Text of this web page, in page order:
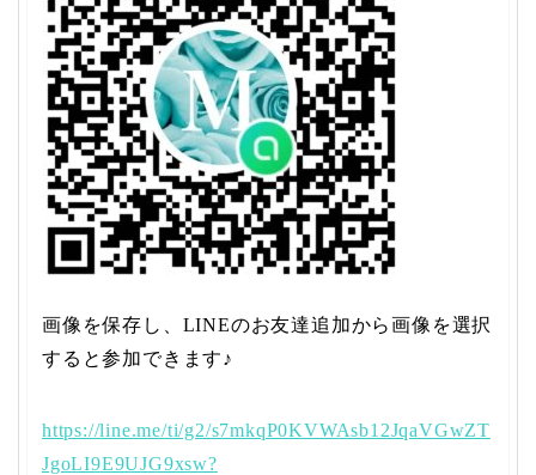
画像を保存し、LINEのお友達追加から画像を選択
すると参加できます♪
https://line.me/ti/g2/s7mkqP0KVWAsb12JqaVGwZT
JgoLI9E9UJG9xsw?